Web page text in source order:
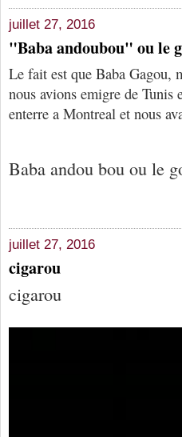
juillet 27, 2016
"Baba andoubou" ou le
Le fait est que Baba Gagou,
nous avions emigre de
enterre a Montreal et nous
Baba andou bou ou le
juillet 27, 2016
cigarou
cigarou